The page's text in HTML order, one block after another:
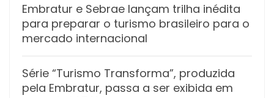
Embratur e Sebrae lançam trilha inédita
para preparar o turismo brasileiro para o
mercado internacional
Série “Turismo Transforma”, produzida
pela Embratur, passa a ser exibida em